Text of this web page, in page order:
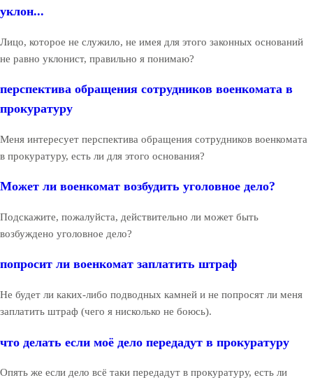
уклон...
Лицо, которое не служило, не имея для этого законных оснований
не равно уклонист, правильно я понимаю?
перспектива обращения сотрудников военкомата в
прокуратуру
Меня интересует перспектива обращения сотрудников военкомата
в прокуратуру, есть ли для этого основания?
Может ли военкомат возбудить уголовное дело?
Подскажите, пожалуйста, действительно ли может быть
возбуждено уголовное дело?
попросит ли военкомат заплатить штраф
Не будет ли каких-либо подводных камней и не попросят ли меня
заплатить штраф (чего я нисколько не боюсь).
что делать если моё дело передадут в прокуратуру
Опять же если дело всё таки передадут в прокуратуру, есть ли